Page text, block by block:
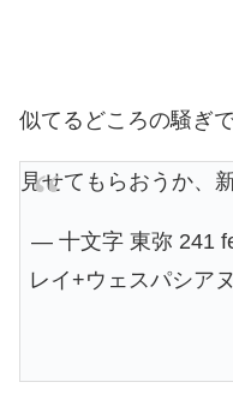
似てるどころの騒ぎ
見せてもらおうか、
— 十文字 東弥 241
レイ+ウェスパシア